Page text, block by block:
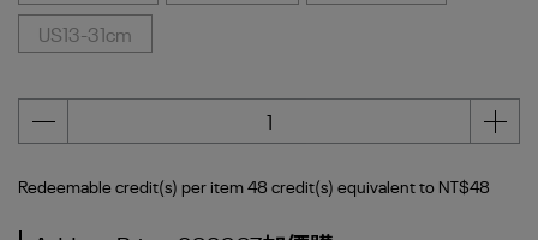
US13-31cm
Redeemable credit(s) per item48 credit(s) equivalent to NT$48